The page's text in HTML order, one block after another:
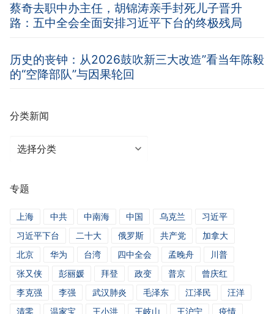
蔡奇去职中办主任，胡锦涛亲手封死儿子晋升
路：五中全会全面安排习近平下台的终极残局
历史的丧钟：从2026鼓吹新三大改造”看当年陈毅
的“空降部队”与因果轮回
分类新闻
分
闻
专题
上海 中共 中南海 中国 乌克兰
习近平
习近平下台
二十大 俄罗斯 共产党
加拿大
北京
华为 台湾 四中全会 孟晚舟
川普
张又侠
彭丽媛 拜登 政变 普京
曾庆红
李克强
李强 武汉肺炎 毛泽东 江泽民
汪洋
清零
温家宝 王小洪 王岐山 王沪宁 疫情